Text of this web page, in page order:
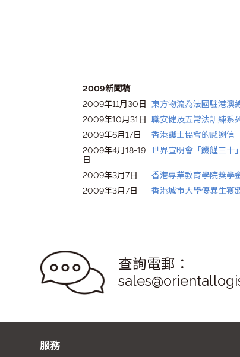
2009新聞稿
2009年11月30日
東方物流為法國駐港澳
2009年10月31日
職安健及五常法訓練系
2009年6月17日
香港護士協會的感謝信
2009年4月18-19
日
世界宣明會「饑饉三十」
2009年3月7日
香港專業教育學院獎學
2009年3月7日
香港城市大學優異生獲
查詢電郵：
服務